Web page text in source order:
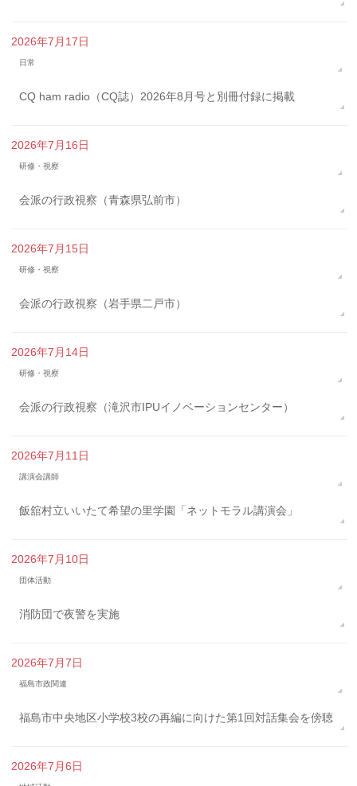
2026年7月17日
日常
CQ ham radio（CQ誌）2026年8月号と別冊付録に掲載
2026年7月16日
研修・視察
会派の行政視察（青森県弘前市）
2026年7月15日
研修・視察
会派の行政視察（岩手県二戸市）
2026年7月14日
研修・視察
会派の行政視察（滝沢市IPUイノベーションセンター）
2026年7月11日
講演会講師
飯舘村立いいたて希望の里学園「ネットモラル講演会」
2026年7月10日
団体活動
消防団で夜警を実施
2026年7月7日
福島市政関連
福島市中央地区小学校3校の再編に向けた第1回対話集会を傍聴
2026年7月6日